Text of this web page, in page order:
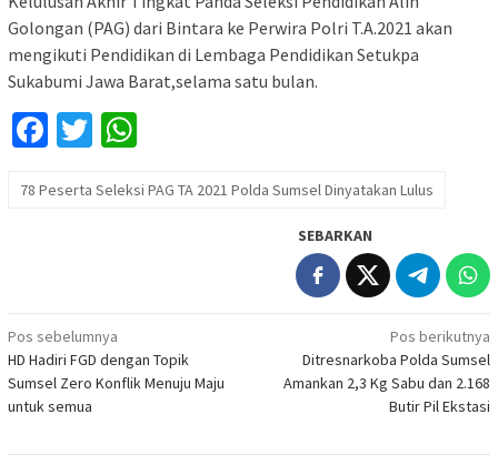
Golongan (PAG) dari Bintara ke Perwira Polri T.A.2021 akan
mengikuti Pendidikan di Lembaga Pendidikan Setukpa
Sukabumi Jawa Barat,selama satu bulan.
Facebook
Twitter
78 Peserta Seleksi PAG TA 2021 Polda Sumsel Dinyatakan Lulus
SEBARKAN
Navigasi
pos
Pos sebelumnya
HD Hadiri FGD dengan Topik
Sumsel Zero Konflik Menuju Maju
untuk semua
Pos berikutnya
Ditresnarkoba Polda Sumsel
Amankan 2,3 Kg Sabu dan 2.168
Butir Pil Ekstasi